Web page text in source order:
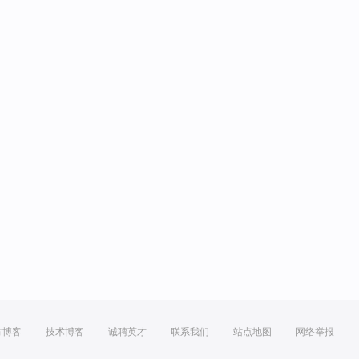
博客 技术博客 诚聘英才 联系我们 站点地图 网络举报